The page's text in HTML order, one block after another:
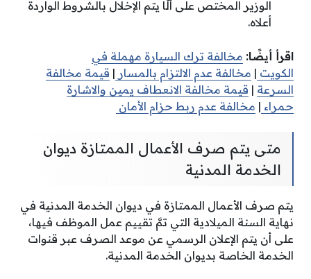
الوزير المختص على ألَّا يتم الإخلال بالشروط الواردة
أعلاه.
اقرأ أيضًا: مخالفة ترك السيارة مهملة في
الكويت | مخالفة عدم الالتزام بالمسار | قيمة مخالفة
السرعة | قيمة مخالفة الانعطاف يمين والاشارة
حمراء | مخالفة عدم ربط حزام الأمان
متى يتم صرف الأعمال الممتازة ديوان
الخدمة المدنية
يتم صرف الأعمال الممتازة في ديوان الخدمة المدنية في
نهاية السنة الميلادية التي تمَّ تقييم عمل الموظف فيها،
على أن يتم الإعلان الرسمي عن موعد الصرف عبر قنوات
الخدمة الخاصة بديوان الخدمة المدنية.